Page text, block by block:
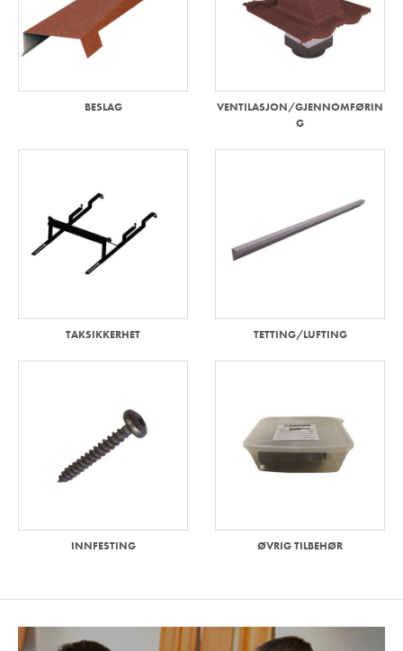
BESLAG
VENTILASJON/GJENNOMFØRIN
G
TAKSIKKERHET TETTING/LUFTING
INNFESTING ØVRIG TILBEHØR